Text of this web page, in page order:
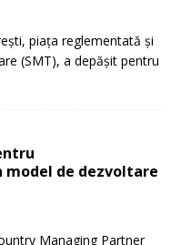
piața reglementată și
(SMT), a depășit pentru
model de dezvoltare
Managing Partner